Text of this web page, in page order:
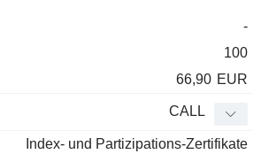
-
100
66,90 EUR
CALL
Index- und Partizipations-Zertifikate